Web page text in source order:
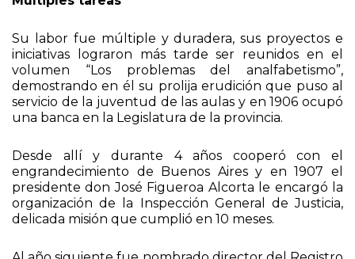
Su labor fue múltiple y duradera, sus proyectos e
iniciativas lograron más tarde ser reunidos en el
volumen “Los problemas del analfabetismo”,
demostrando en él su prolija erudición que puso al
servicio de la juventud de las aulas y en 1906 ocupó
Desde allí y durante 4 años cooperó con el
engrandecimiento de Buenos Aires y en 1907 el
presidente don José Figueroa Alcorta le encargó la
organización de la Inspección General de Justicia,